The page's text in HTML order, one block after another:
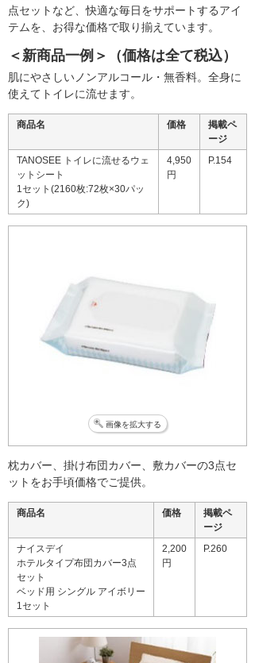
点セットなど、快適な毎日をサポートするアイ
テムを、お得な価格で取り揃えています。
＜新商品一例＞（価格は全て税込）
肌にやさしいノンアルコール・無香料。全身に
使えてトイレに流せます。
商品名 価格
掲載ペ
ージ
TANOSEE トイレに流せるウェ
ットシート
1セット(2160枚:72枚×30パッ
ク)
4,950
円
P.154
画像を拡大する
枕カバー、掛け布団カバー、敷カバーの3点セ
ットをお手頃価格でご提供。
商品名 価格
掲載ペ
ージ
ナイスデイ
ホテルタイプ布団カバー3点
セット
ベッド用 シングル アイボリー
1セット
2,200
円
P.260